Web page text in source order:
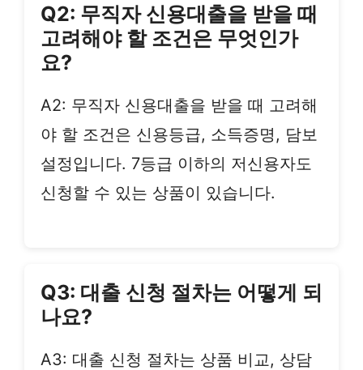
Q2: 무직자 신용대출을 받을 때
고려해야 할 조건은 무엇인가
요?
A2: 무직자 신용대출을 받을 때 고려해
야 할 조건은 신용등급, 소득증명, 담보
설정입니다. 7등급 이하의 저신용자도
신청할 수 있는 상품이 있습니다.
Q3: 대출 신청 절차는 어떻게 되
나요?
A3: 대출 신청 절차는 상품 비교, 상담